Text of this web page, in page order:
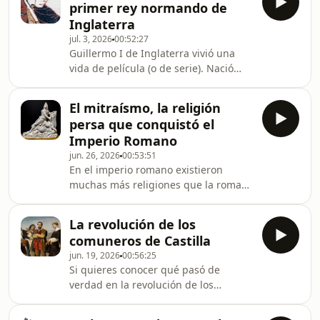
una mujer maya, tuvo varios hijos,
transformó su apariencia y sus
hábitos y, finalmente, luchó contra los
españoles para defender su nuevo
mundo. Gracias al historiador y
escritor Fran Navarro podrás conocer
esta apasionante historia
primer rey normando de
Inglaterra
jul. 3, 202600:52:27
Guillermo I de Inglaterra vivió una
vida de película (o de serie). Nació
solo para sobrevivir, sino para
convertirse en el primer rey
normando de Inglaterra. Si quieres
conocer la biografía de Guillermo el
Conquistador, este programa junto al
historiador y divulgador Álvaro Comes
es para ti. 👉 Hazte oyente premium
de Historiae para
El mitraísmo, la religión
persa que conquistó el
Imperio Romano
jun. 26, 202600:53:51
En el imperio romano existieron
muchas más religiones que la romana
religiones fue el mitraísmo, un culto
procedente de Oriente que se
extendió con gran éxito por varios
continentes. Por ello, si quieres saber
qué fue el mitraísmo y quién fue
Mitra, este programa junto al
La revolución de los
comuneros de Castilla
jun. 19, 202600:56:25
Si quieres conocer qué pasó de
verdad en la revolución de los